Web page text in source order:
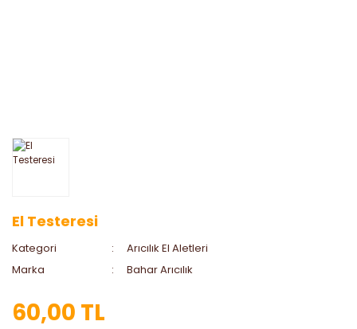
El Testeresi
Kategori
Arıcılık El Aletleri
Marka
Bahar Arıcılık
60,00 TL